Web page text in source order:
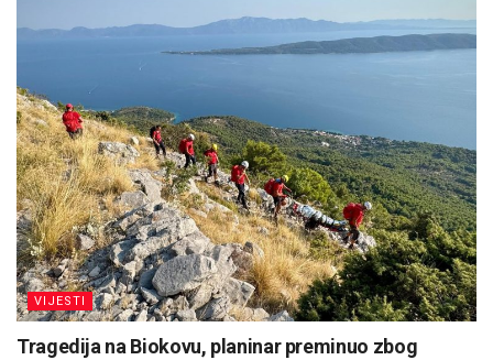
VIJESTI
Tragedija na Biokovu, planinar preminuo zbog